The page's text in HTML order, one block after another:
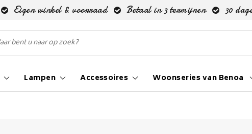
Eigen winkel & voorraad Betaal in 3 termijnen 30
Lampen Accessoires Woonseries van Benoa